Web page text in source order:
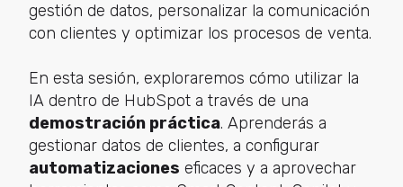
gestión de datos, personalizar la comunicación
con clientes y optimizar los procesos de venta.
En esta sesión, exploraremos cómo utilizar la
IA dentro de HubSpot a través de una
demostración práctica. Aprenderás a
gestionar datos de clientes, a configurar
automatizaciones eficaces y a aprovechar